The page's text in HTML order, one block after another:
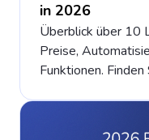
in 2026
Überblick über 10
Preise,
Funktionen. Finden